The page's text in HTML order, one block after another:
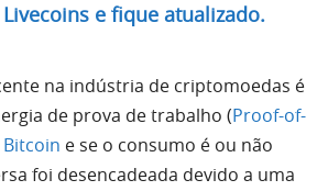
Livecoins e fique atualizado.
na indústria de criptomoedas é
de prova de trabalho (Proof-of-
Bitcoin e se o consumo é ou não
foi desencadeada devido a uma